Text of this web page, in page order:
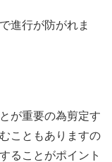
進行が防がれま
が重要の為剪定す
こともありますの
ることがポイント